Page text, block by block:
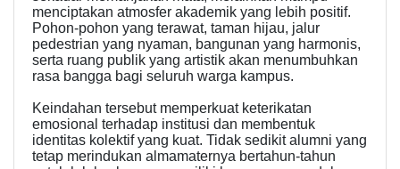
menciptakan atmosfer akademik yang lebih positif.
Pohon-pohon yang terawat, taman hijau, jalur
pedestrian yang nyaman, bangunan yang harmonis,
serta ruang publik yang artistik akan menumbuhkan
rasa bangga bagi seluruh warga kampus.
Keindahan tersebut memperkuat keterikatan
emosional terhadap institusi dan membentuk
identitas kolektif yang kuat. Tidak sedikit alumni yang
tetap merindukan almamaternya bertahun-tahun